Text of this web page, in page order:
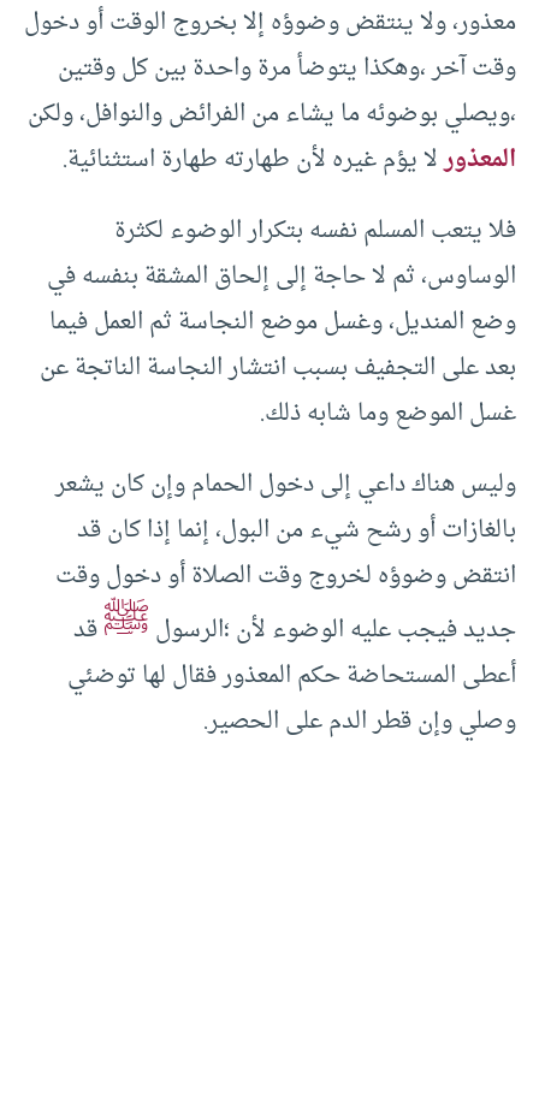
معذور، ولا ينتقض وضوؤه إلا بخروج الوقت أو دخول
وقت آخر ،وهكذا يتوضأ مرة واحدة بين كل وقتين
،ويصلي بوضوئه ما يشاء من الفرائض والنوافل، ولكن
المعذورلا يؤم غيره لأن طهارته طهارة استثنائية.
فلا يتعب المسلم نفسه بتكرار الوضوء لكثرة
الوساوس، ثم لا حاجة إلى إلحاق المشقة بنفسه في
وضع المنديل، وغسل موضع النجاسة ثم العمل فيما
بعد على التجفيف بسبب انتشار النجاسة الناتجة عن
غسل الموضع وما شابه ذلك.
وليس هناك داعي إلى دخول الحمام وإن كان يشعر
بالغازات أو رشح شيء من البول، إنما إذا كان قد
انتقض وضوؤه لخروج وقت الصلاة أو دخول وقت
جديد فيجب عليه الوضوء لأن ؛الرسولﷺقد
أعطى المستحاضة حكم المعذور فقال لها توضئي
وصلي وإن قطر الدم على الحصير.